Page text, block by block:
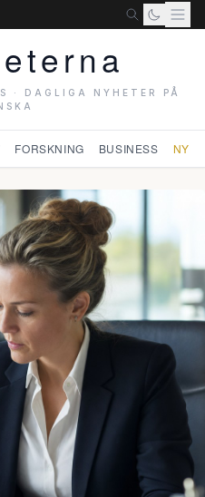
· DAGLIGA NYHETER PÅ
FORSKNING BUSINESS